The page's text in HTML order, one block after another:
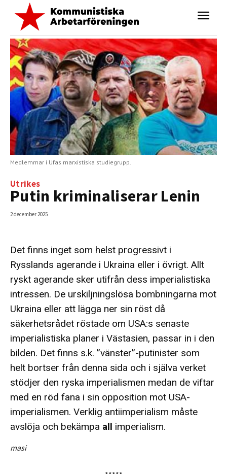
Medlemmar i Ufas marxistiska studiegrupp.
Utrikes
Putin kriminaliserar Lenin
2 december 2025
Det finns inget som helst progressivt i
Rysslands agerande i Ukraina eller i övrigt. Allt
ryskt agerande sker utifrån dess imperialistiska
intressen. De urskiljningslösa bombningarna mot
Ukraina eller att lägga ner sin röst då
säkerhetsrådet röstade om USA:s senaste
imperialistiska planer i Västasien, passar in i den
bilden. Det finns s.k. ”vänster”-putinister som
helt bortser från denna sida och i själva verket
stödjer den ryska imperialismen medan de viftar
med en röd fana i sin opposition mot USA-
imperialismen. Verklig antiimperialism måste
avslöja och bekämpa all imperialism.
masi